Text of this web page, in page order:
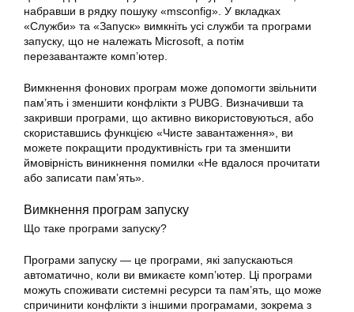
набравши в рядку пошуку «msconfig». У вкладках
«Служби» та «Запуск» вимкніть усі служби та програми
запуску, що не належать Microsoft, а потім
перезавантажте комп’ютер.
Вимкнення фонових програм може допомогти звільнити
пам’ять і зменшити конфлікти з PUBG. Визначивши та
закривши програми, що активно використовуються, або
скориставшись функцією «Чисте завантаження», ви
можете покращити продуктивність гри та зменшити
ймовірність виникнення помилки «Не вдалося прочитати
або записати пам’ять».
Вимкнення програм запуску
Що таке програми запуску?
Програми запуску — це програми, які запускаються
автоматично, коли ви вмикаєте комп’ютер. Ці програми
можуть споживати системні ресурси та пам’ять, що може
спричинити конфлікти з іншими програмами, зокрема з